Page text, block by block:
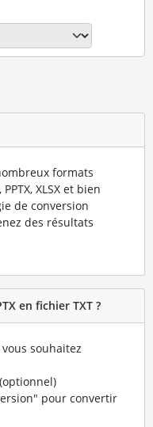
formats
XLSX et bien
de conversion
des résultats
en fichier TXT ?
souhaitez
pour convertir